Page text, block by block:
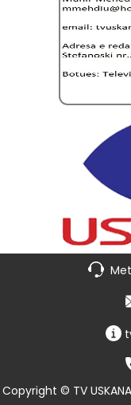
Copyright © TV USKANA